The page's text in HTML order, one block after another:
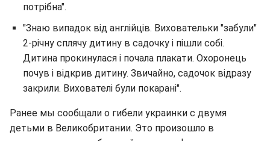
потрібна".
"Знаю випадок від англійців. Виховательки "забули"
2-річну сплячу дитину в садочку і пішли собі.
Дитина прокинулася і почала плакати. Охоронець
почув і відкрив дитину. Звичайно, садочок відразу
закрили. Вихователі були покарані".
Ранее мы сообщали о гибели украинки с двумя
детьми в Великобритании. Это произошло в